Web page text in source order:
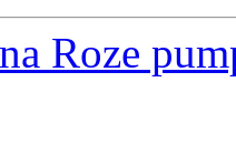
Roze